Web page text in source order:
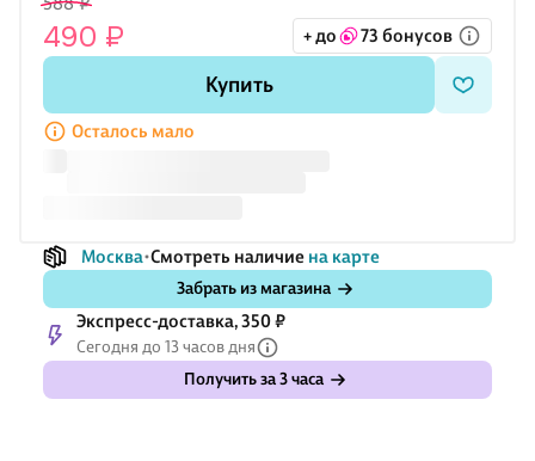
телефона можно настроить под удобный угол обзора. Корпус
выполнен из пластика — лёгкого и практичного материала
для ежедневных поездок. Поставляется в коробке, подойдёт
для личного использования и в подарок автомобилисту.
490 ₽ + до 73 бонусов
Купить
Осталось мало
Москва Смотреть наличие на карте
Забрать из магазина
Экспресс-доставка, 350 ₽
Сегодня до 13 часов дня
Получить за 3 часа